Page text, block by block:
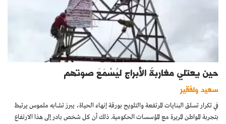
حين يعتلي مغاربةٌ الأبراج ليُسْمَعَ صوتهم
سعيد ولفقير
في تكرار تسلق البنايات المرتفعة والتلويح بورقة إنهاء الحياة، يبرز تشابه ملموس يرتبط
بتجربة المواطن المريرة مع المؤسسات الحكومية. ذلك أن كل شخص بادر إلى هذا الارتفاع